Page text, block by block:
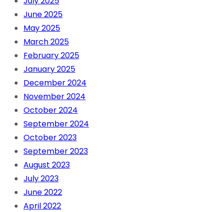
June 2025
May 2025
March 2025
February 2025
January 2025
December 2024
November 2024
October 2024
September 2024
October 2023
September 2023
August 2023
July 2023
June 2022
April 2022